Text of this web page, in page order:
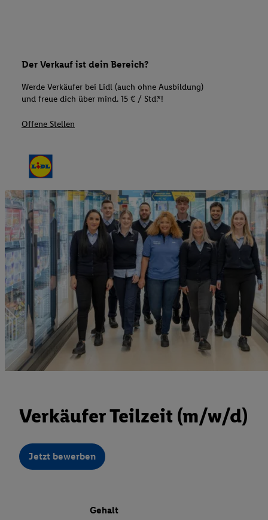
Der Verkauf ist dein Bereich?
Werde Verkäufer bei Lidl (auch ohne Ausbildung)
und freue dich über mind. 15 € / Std.*!
Offene Stellen
Verkäufer Teilzeit (m/w/d)
Jetzt bewerben
Gehalt